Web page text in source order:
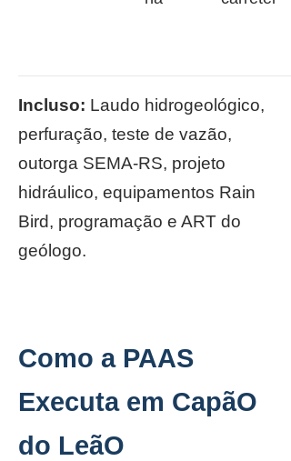
Incluso: Laudo hidrogeológico,
perfuração, teste de vazão,
outorga SEMA-RS, projeto
hidráulico, equipamentos Rain
Bird, programação e ART do
geólogo.
Como a PAAS
Executa em CapãO
do LeãO